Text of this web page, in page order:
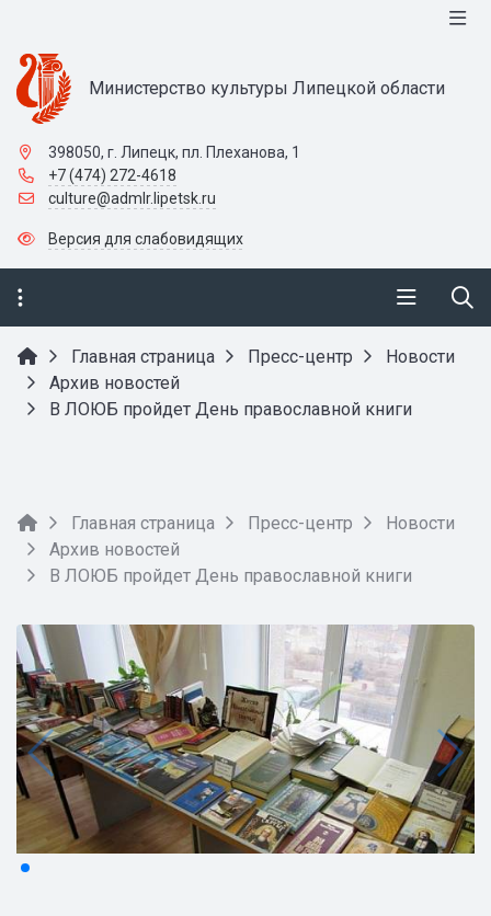
Министерство культуры Липецкой области
398050, г. Липецк, пл. Плеханова, 1
+7 (474) 272-4618
culture@admlr.lipetsk.ru
Версия для слабовидящих
Главная страница Пресс-центр
Новости
Архив новостей
В ЛОЮБ пройдет День православной книги
Главная страница Пресс-центр
Новости
Архив новостей
В ЛОЮБ пройдет День православной книги